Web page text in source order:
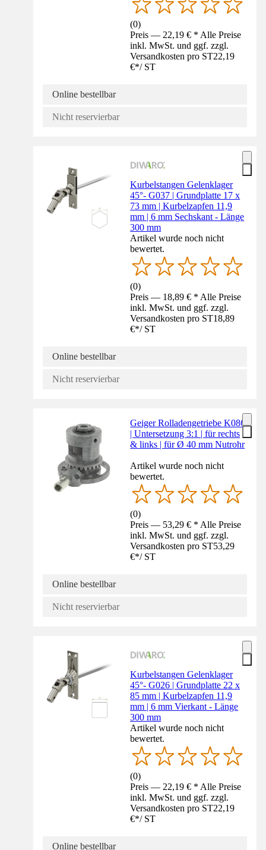
(0)
Preis — 22,19 € * Alle Preise
inkl. MwSt. und ggf. zzgl.
Versandkosten pro ST22,19
€*/ ST
Online bestellbar
Nicht reservierbar
Kurbelstangen Gelenklager
45°- G037 | Grundplatte 17 x
73 mm | Kurbelzapfen 11,9
mm | 6 mm Sechskant - Länge
300 mm
Artikel wurde noch nicht
bewertet.
(0)
Preis — 18,89 € * Alle Preise
inkl. MwSt. und ggf. zzgl.
Versandkosten pro ST18,89
€*/ ST
Online bestellbar
Nicht reservierbar
Geiger Rolladengetriebe K086
| Untersetzung 3:1 | für rechts
& links | für Ø 40 mm Nutrohr
Artikel wurde noch nicht
bewertet.
(0)
Preis — 53,29 € * Alle Preise
inkl. MwSt. und ggf. zzgl.
Versandkosten pro ST53,29
€*/ ST
Online bestellbar
Nicht reservierbar
Kurbelstangen Gelenklager
45°- G026 | Grundplatte 22 x
85 mm | Kurbelzapfen 11,9
mm | 6 mm Vierkant - Länge
300 mm
Artikel wurde noch nicht
bewertet.
(0)
Preis — 22,19 € * Alle Preise
inkl. MwSt. und ggf. zzgl.
Versandkosten pro ST22,19
€*/ ST
Online bestellbar